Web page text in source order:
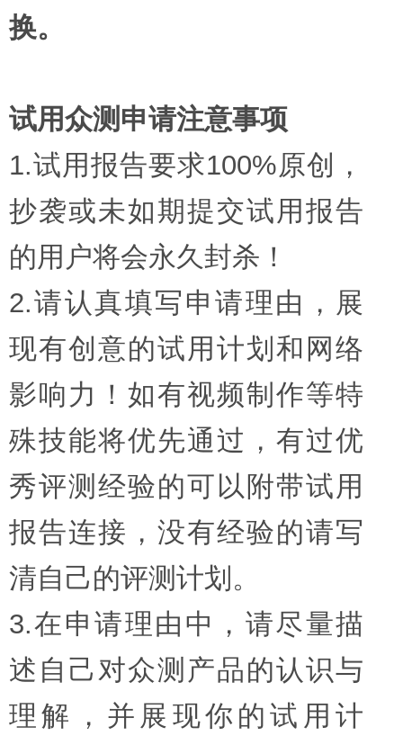
换。
试用众测申请注意事项
1.试用报告要求100%原创，
抄袭或未如期提交试用报告
的用户将会永久封杀！
2.请认真填写申请理由，展
现有创意的试用计划和网络
影响力！如有视频制作等特
殊技能将优先通过，有过优
秀评测经验的可以附带试用
报告连接，没有经验的请写
清自己的评测计划。
3.在申请理由中，请尽量描
述自己对众测产品的认识与
理解，并展现你的试用计